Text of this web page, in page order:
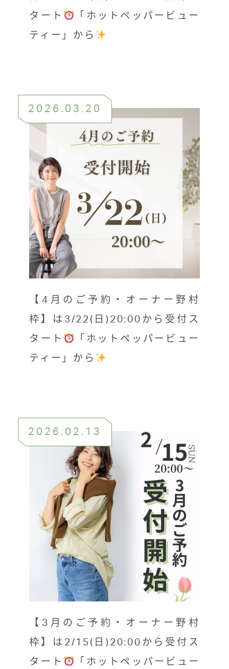
タート
「ホットペッパービュー
ティー」から
2026.03.20
【4月のご予約・オーナー野村
枠】は3/22(日)20:00から受付ス
タート
「ホットペッパービュー
ティー」から
2026.02.13
【3月のご予約・オーナー野村
枠】は2/15(日)20:00から受付ス
タート
「ホットペッパービュー